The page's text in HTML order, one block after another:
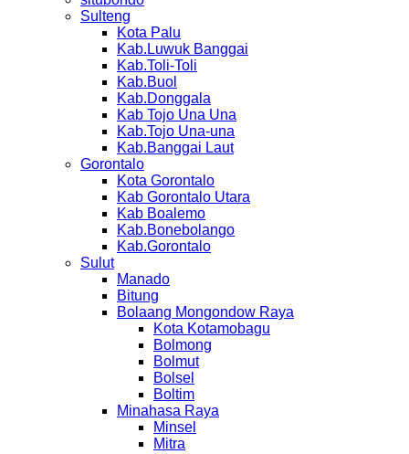
Sulteng
Kota Palu
Kab.Luwuk Banggai
Kab.Toli-Toli
Kab.Buol
Kab.Donggala
Kab Tojo Una Una
Kab.Tojo Una-una
Kab.Banggai Laut
Gorontalo
Kota Gorontalo
Kab Gorontalo Utara
Kab Boalemo
Kab.Bonebolango
Kab.Gorontalo
Sulut
Manado
Bitung
Bolaang Mongondow Raya
Kota Kotamobagu
Bolmong
Bolmut
Bolsel
Boltim
Minahasa Raya
Minsel
Mitra